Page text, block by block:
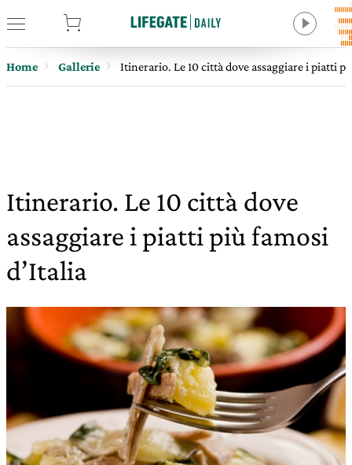
Home Gallerie Itinerario. Le 10 città dove assaggiare i piatti
Itinerario. Le 10 città dove
assaggiare i piatti più famosi
d’Italia